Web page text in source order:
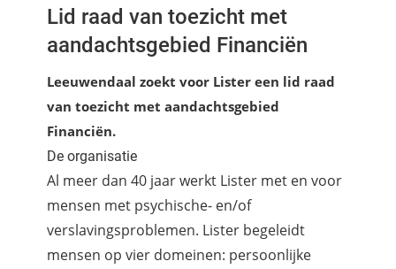
Lid raad van toezicht met
aandachtsgebied Financiën
Leeuwendaal zoekt voor Lister een lid raad
van toezicht met aandachtsgebied
Financiën.
De organisatie
Al meer dan 40 jaar werkt Lister met en voor
mensen met psychische- en/of
verslavingsproblemen. Lister begeleidt
mensen op vier domeinen: persoonlijke